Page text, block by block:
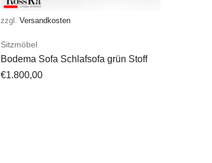
zzgl. Versandkosten
Sitzmöbel
Bodema Sofa Schlafsofa grün Stoff
€1.800,00